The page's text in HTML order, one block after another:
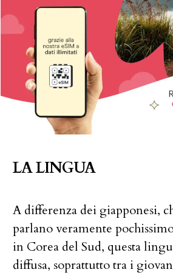
LA LINGUA
A differenza dei giapponesi,
parlano veramente
in Corea del Sud, questa
diffusa, soprattutto tra i